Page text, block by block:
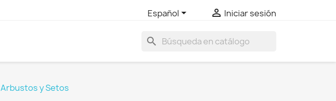
Español  Iniciar sesión
search
Arbustos y Setos